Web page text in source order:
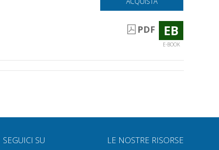
PDF EB
E-BOOK
SEGUICI SU LE NOSTRE RISORSE